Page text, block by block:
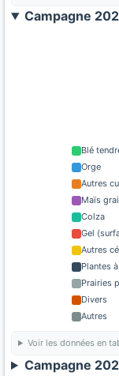
Campagne
Blé
Orge
Autres
Maïs
Colza
Gel
Autres
Plantes
Prairies
Divers
Autres
Voir les données en
Campagne